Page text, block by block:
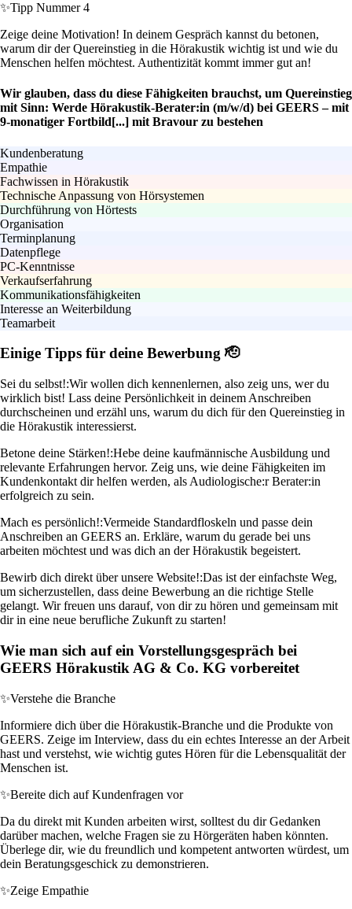
✨Tipp Nummer 4
Zeige deine Motivation! In deinem Gespräch kannst du betonen,
warum dir der Quereinstieg in die Hörakustik wichtig ist und wie du
Menschen helfen möchtest. Authentizität kommt immer gut an!
Wir glauben, dass du diese Fähigkeiten brauchst, um Quereinstieg
mit Sinn: Werde Hörakustik-Berater:in (m/w/d) bei GEERS – mit
9-monatiger Fortbild[...] mit Bravour zu bestehen
Kundenberatung
Empathie
Fachwissen in Hörakustik
Technische Anpassung von Hörsystemen
Durchführung von Hörtests
Organisation
Terminplanung
Datenpflege
PC-Kenntnisse
Verkaufserfahrung
Kommunikationsfähigkeiten
Interesse an Weiterbildung
Teamarbeit
Einige Tipps für deine Bewerbung 🫡
Sei du selbst!:Wir wollen dich kennenlernen, also zeig uns, wer du
wirklich bist! Lass deine Persönlichkeit in deinem Anschreiben
durchscheinen und erzähl uns, warum du dich für den Quereinstieg in
die Hörakustik interessierst.
Betone deine Stärken!:Hebe deine kaufmännische Ausbildung und
relevante Erfahrungen hervor. Zeig uns, wie deine Fähigkeiten im
Kundenkontakt dir helfen werden, als Audiologische:r Berater:in
erfolgreich zu sein.
Mach es persönlich!:Vermeide Standardfloskeln und passe dein
Anschreiben an GEERS an. Erkläre, warum du gerade bei uns
arbeiten möchtest und was dich an der Hörakustik begeistert.
Bewirb dich direkt über unsere Website!:Das ist der einfachste Weg,
um sicherzustellen, dass deine Bewerbung an die richtige Stelle
gelangt. Wir freuen uns darauf, von dir zu hören und gemeinsam mit
dir in eine neue berufliche Zukunft zu starten!
Wie man sich auf ein Vorstellungsgespräch bei
GEERS Hörakustik AG & Co. KG vorbereitet
✨Verstehe die Branche
Informiere dich über die Hörakustik-Branche und die Produkte von
GEERS. Zeige im Interview, dass du ein echtes Interesse an der Arbeit
hast und verstehst, wie wichtig gutes Hören für die Lebensqualität der
Menschen ist.
✨Bereite dich auf Kundenfragen vor
Da du direkt mit Kunden arbeiten wirst, solltest du dir Gedanken
darüber machen, welche Fragen sie zu Hörgeräten haben könnten.
Überlege dir, wie du freundlich und kompetent antworten würdest, um
dein Beratungsgeschick zu demonstrieren.
✨Zeige Empathie